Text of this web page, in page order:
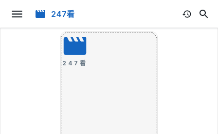
247看
247看